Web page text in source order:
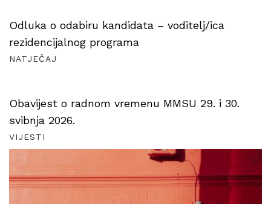
Odluka o odabiru kandidata – voditelj/ica
rezidencijalnog programa
NATJEČAJ
Obavijest o radnom vremenu MMSU 29. i 30.
svibnja 2026.
VIJESTI